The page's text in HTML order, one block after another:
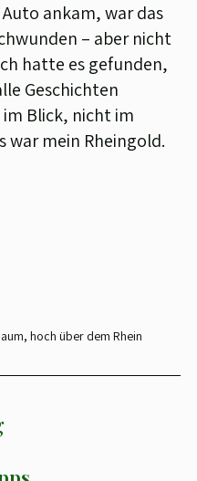
Auto ankam, war das
– aber nicht
hatte es gefunden,
Geschichten
im Blick, nicht im
war mein Rheingold.
hoch über dem Rhein